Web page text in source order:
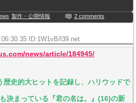
製作・公開情報 2 comments
ID:1W1vB/l39.net
news/article/184945/
歴史的大ヒットを記録し、ハリウッドで
決まっている『君の名は。』(16)の新